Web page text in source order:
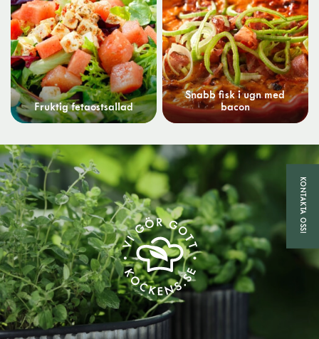
Fruktig fetaostsallad
Snabb fisk i ugn med
bacon
KONTAKTA OSS!